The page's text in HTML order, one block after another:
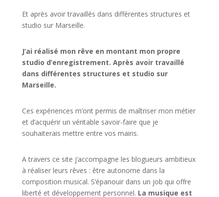
Et après avoir travaillés dans différentes structures et
studio sur Marseille.
J’ai réalisé mon rêve en montant mon propre
studio d’enregistrement. Après avoir travaillé
dans différentes structures et studio sur
Marseille.
Ces expériences m’ont permis de maîtriser mon métier
et d’acquérir un véritable savoir-faire que je
souhaiterais mettre entre vos mains.
A travers ce site j’accompagne les blogueurs ambitieux
à réaliser leurs rêves : être autonome dans la
composition musical. S’épanouir dans un job qui offre
liberté et développement personnel. La musique est